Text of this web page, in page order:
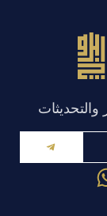
والتحديثات
W
h